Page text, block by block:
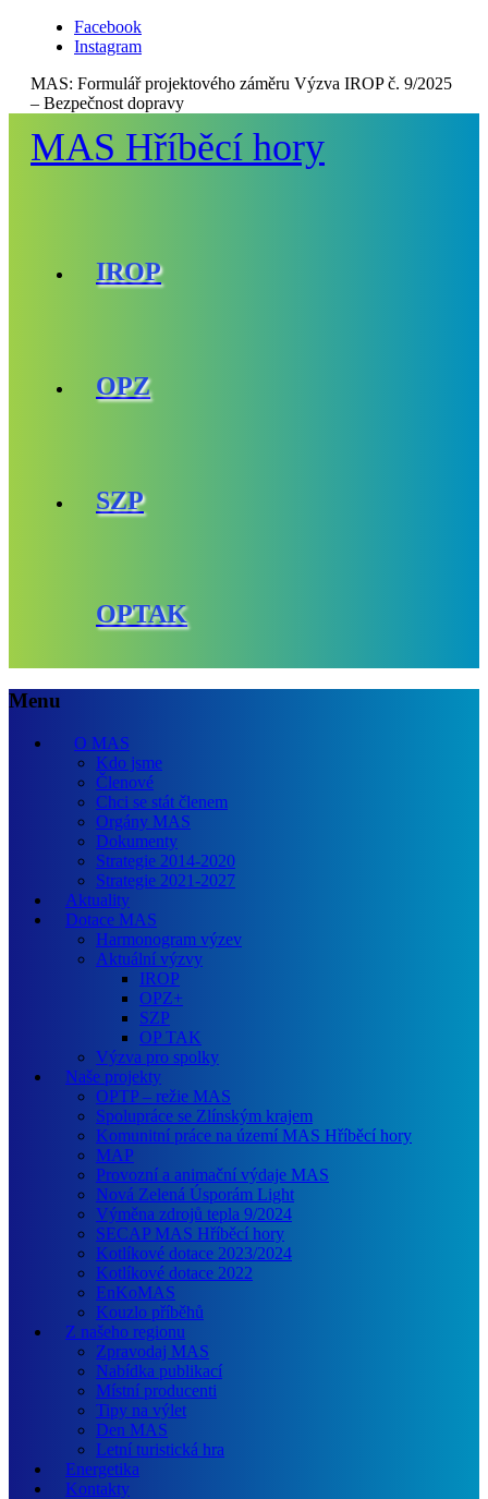
Facebook
Instagram
MAS: Formulář projektového záměru Výzva IROP č. 9/2025
– Bezpečnost dopravy
MAS Hříběcí hory
IROP
OPZ
SZP
OPTAK
Menu
O MAS
Kdo jsme
Členové
Chci se stát členem
Orgány MAS
Dokumenty
Strategie 2014-2020
Strategie 2021-2027
Aktuality
Dotace MAS
Harmonogram výzev
Aktuální výzvy
IROP
OPZ+
SZP
OP TAK
Výzva pro spolky
Naše projekty
OPTP – režie MAS
Spolupráce se Zlínským krajem
Komunitní práce na území MAS Hříběcí hory
MAP
Provozní a animační výdaje MAS
Nová Zelená Úsporám Light
Výměna zdrojů tepla 9/2024
SECAP MAS Hříběcí hory
Kotlíkové dotace 2023/2024
Kotlíkové dotace 2022
EnKoMAS
Kouzlo příběhů
Z našeho regionu
Zpravodaj MAS
Nabídka publikací
Místní producenti
Tipy na výlet
Den MAS
Letní turistická hra
Energetika
Kontakty